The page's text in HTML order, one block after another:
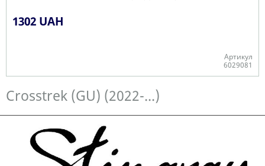
1302 UAH
Артикул
6029081
Crosstrek (GU) (2022-...)